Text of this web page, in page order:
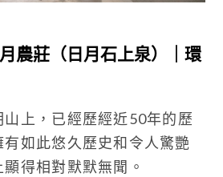
農莊（日月石上泉）｜環
山上，已經歷經近50年的歷
如此悠久歷史和令人驚艷
得相對默默無聞。